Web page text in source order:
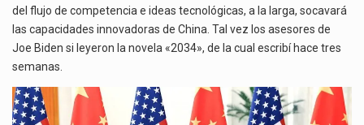
del flujo de competencia e ideas tecnológicas, a la larga, socavará
las capacidades innovadoras de China. Tal vez los asesores de
Joe Biden si leyeron la novela «2034», de la cual escribí hace tres
semanas.